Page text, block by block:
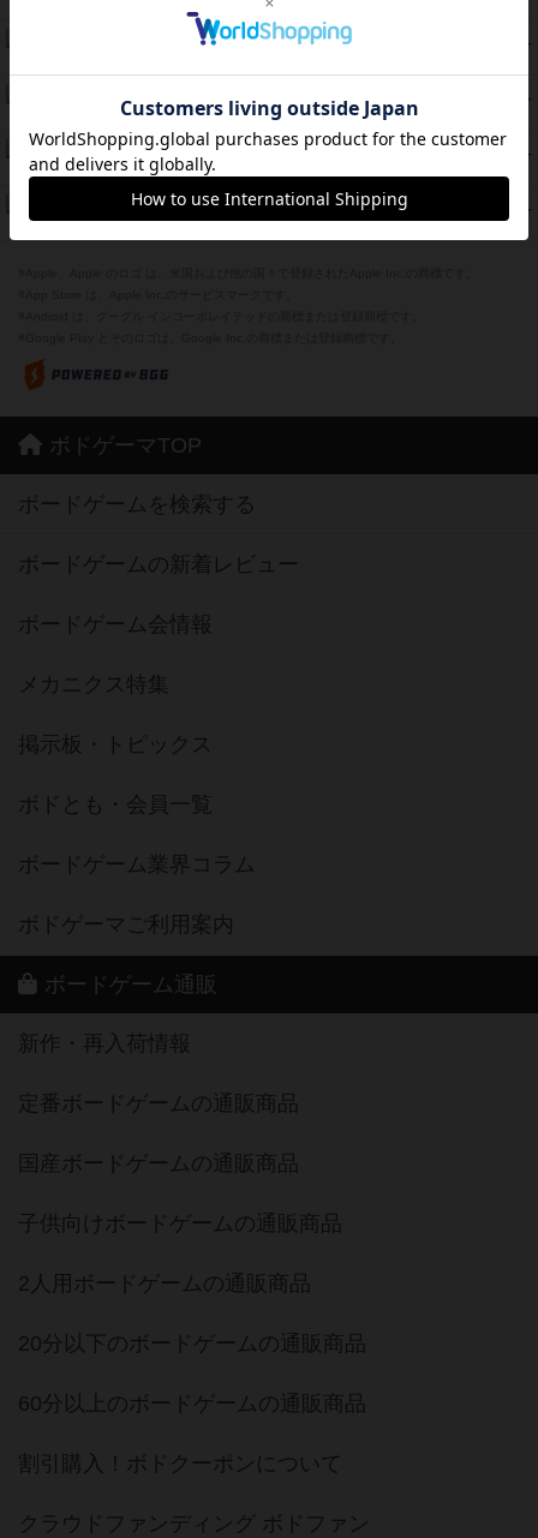
PT
PT
紹介文あり 1件の投稿
PT
Bitter End ブタペスト救出作戦
紹介文なし 1件の投稿
42 PT
ドコジャン
紹介文あり 10件の投稿
ボドゲーマTOP
ボードゲームを検索する
ボードゲームの新着レビュー
ボードゲーム会情報
メカニクス特集
掲示板・トピックス
ボドとも・会員一覧
ボードゲーム業界コラム
ボドゲーマご利用案内
ボードゲーム通販
新作・再入荷情報
定番ボードゲームの通販商品
国産ボードゲームの通販商品
子供向けボードゲームの通販商品
2人用ボードゲームの通販商品
20分以下のボードゲームの通販商品
60分以上のボードゲームの通販商品
割引購入！ボドクーポンについて
クラウドファンディング ボドファン